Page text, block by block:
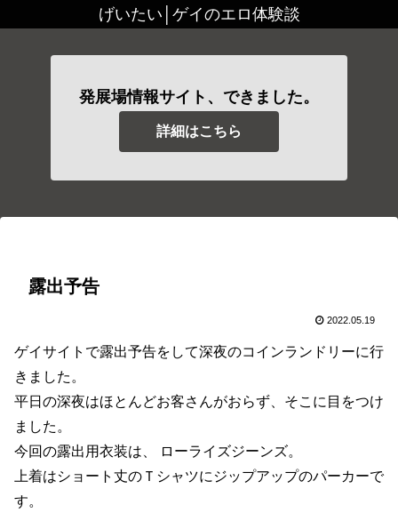
げいたい│ゲイのエロ体験談
発展場情報サイト、できました。
詳細はこちら
露出予告
2022.05.19
ゲイサイトで露出予告をして深夜のコインランドリーに行
きました。
平日の深夜はほとんどお客さんがおらず、そこに目をつけ
ました。
今回の露出用衣装は、 ローライズジーンズ。
上着はショート丈のＴシャツにジップアップのパーカーで
す。